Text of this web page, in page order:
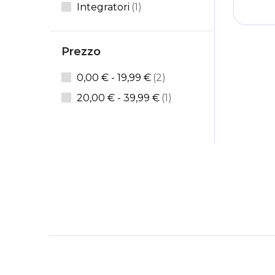
Integratori 1Elemento
Prezzo
0,00 € - 19,99 € 2articoli
20,00 € - 39,99 € 1 elemento